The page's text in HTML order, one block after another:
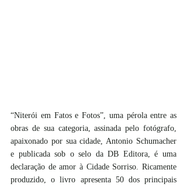
“Niterói em Fatos e Fotos”, uma pérola entre as
obras de sua categoria, assinada pelo fotógrafo,
apaixonado por sua cidade, Antonio Schumacher
e publicada sob o selo da DB Editora, é uma
declaração de amor à Cidade Sorriso. Ricamente
produzido, o livro apresenta 50 dos principais